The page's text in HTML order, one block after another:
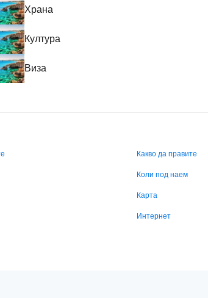
Храна
Култура
Виза
Какво да правите
Коли под наем
Карта
Интернет